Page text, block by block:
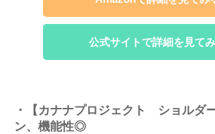
公式サイトで詳細を見て
・【カナナプロジェクト ショルダ
ン、機能性◎